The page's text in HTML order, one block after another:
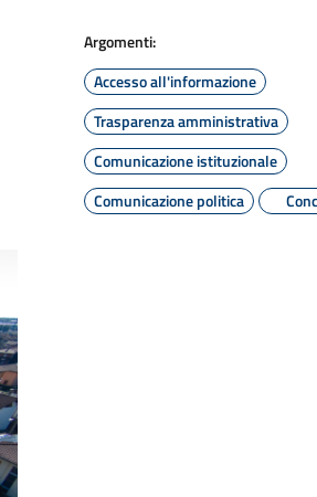
Argomenti:
Accesso all'informazione
Trasparenza amministrativa
Comunicazione istituzionale
Comunicazione politica